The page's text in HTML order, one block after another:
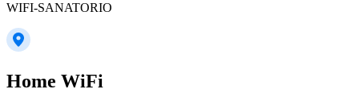
WIFI-SANATORIO
Home WiFi